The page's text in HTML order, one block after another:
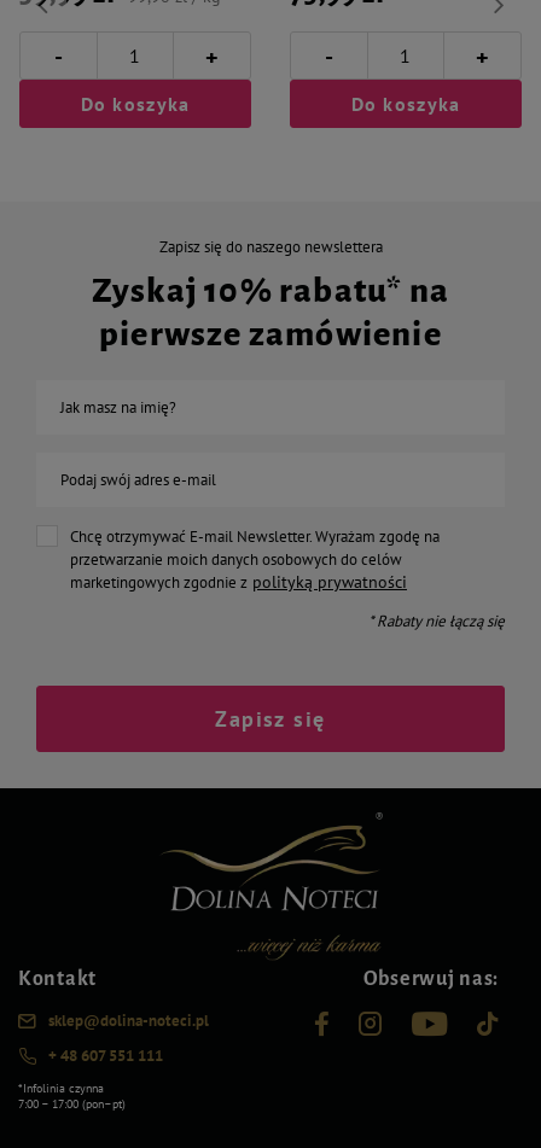
- +
Do koszyka
- +
Do koszyka
Zapisz się do naszego newslettera
Zyskaj 10% rabatu* na
pierwsze zamówienie
Jak masz na imię?
Podaj swój adres e-mail
Chcę otrzymywać E-mail Newsletter. Wyrażam zgodę na
przetwarzanie moich danych osobowych do celów
marketingowych zgodnie z polityką prywatności
* Rabaty nie łączą się
Zapisz się
Kontakt
sklep@dolina-noteci.pl
+ 48 607 551 111
*Infolinia czynna
7:00 – 17:00 (pon–pt)
Obserwuj nas: